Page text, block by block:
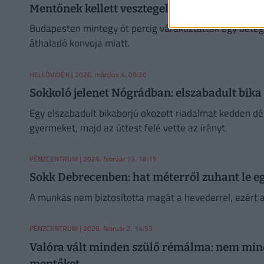
Mentőnek kellett vesztegelnie JD Vance
Budapesten mintegy öt percig várakoztattak egy
áthaladó konvoja miatt.
HELLOVIDÉK| 2026. március 4. 09:20
Sokkoló jelenet Nógrádban: elszabadult
Egy elszabadult bikaborjú okozott riadalmat kedden
gyermeket, majd az úttest felé vette az irányt.
PÉNZCENTRUM | 2026. február 13. 18:15
Sokk Debrecenben: hat méterről zuhant le
A munkás nem biztosította magát a hevederrel,
PÉNZCENTRUM | 2026. február 2. 14:53
Valóra vált minden szülő rémálma: nem